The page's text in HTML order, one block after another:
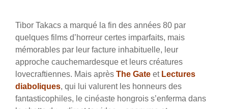
Tibor Takacs a marqué la fin des années 80 par
quelques films d’horreur certes imparfaits, mais
mémorables par leur facture inhabituelle, leur
approche cauchemardesque et leurs créatures
lovecraftiennes. Mais après The Gate et Lectures
diaboliques, qui lui valurent les honneurs des
fantasticophiles, le cinéaste hongrois s’enferma dans